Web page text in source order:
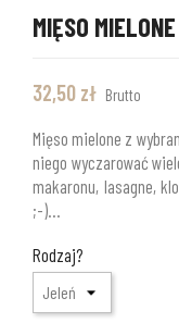
MIĘSO
32,50 zł Brutto
Mięso mielone z
niego wyczarować
makaronu, lasagne,
;-)...
Rodzaj?